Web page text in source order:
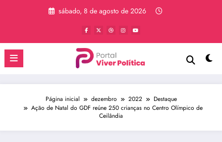
sábado, 8 de agosto de 2026
Página inicial dezembro 2022
Destaque
Ação de Natal do GDF reúne 250 crianças no Centro Olímpico de
Ceilândia